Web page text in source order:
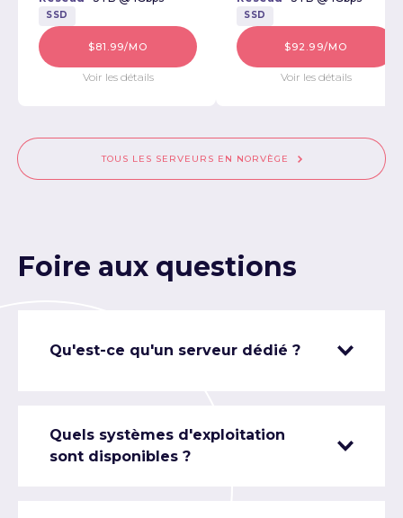
SSD
$81.99/MO
Voir les détails
SSD
$92.99/MO
Voir les détails
TOUS LES SERVEURS EN NORVÈGE
Foire aux questions
Qu'est-ce qu'un serveur dédié ?
Quels systèmes d'exploitation
sont disponibles ?